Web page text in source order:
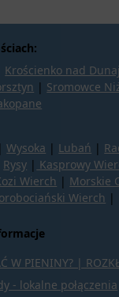
Krościenko nad
| Sromowce
|Wysoka | Lubań |
Rysy | Kasprowy
Wierch | Morskie
Wierch |
W PIENINY? |
- lokalne połączenia